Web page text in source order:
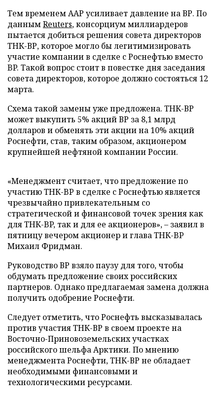
Тем временем ААР усиливает давление на ВР. По
даннымReuters, консорциум миллиардеров
пытается добиться решения совета директоров
ТНК-ВР, которое могло бы легитимизировать
участие компании в сделке с Роснефтью вместо
BP. Такой вопрос стоит в повестке дня заседания
совета директоров, которое должно состояться 12
марта.
Схема такой замены уже предложена. ТНК-ВР
может выкупить 5% акций ВР за 8,1 млрд
долларов и обменять эти акции на 10% акций
Роснефти, став, таким образом, акционером
крупнейшей нефтяной компании России.
«Менеджмент считает, что предложение по
участию ТНК-BP в сделке с Роснефтью является
чрезвычайно привлекательным со
стратегической и финансовой точек зрения как
для ТНК-BP, так и для ее акционеров», – заявил в
пятницу вечером акционер и глава ТНК-BP
Михаил Фридман.
Руководство ВР взяло паузу для того, чтобы
обдумать предложение своих российских
партнеров. Однако предлагаемая замена должна
получить одобрение Роснефти.
Следует отметить, что Роснефть высказывалась
против участия ТНК-ВР в своем проекте на
Восточно-Приновоземельских участках
российского шельфа Арктики. По мнению
менеджмента Роснефти, ТНК-ВР не обладает
необходимыми финансовыми и
технологическими ресурсами.